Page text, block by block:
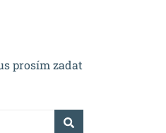
prosím zadat